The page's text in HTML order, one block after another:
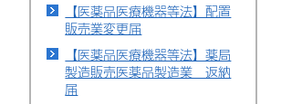
【医薬品医療機器等法】配置
販売業変更届
【医薬品医療機器等法】薬局
製造販売医薬品製造業 返納
届